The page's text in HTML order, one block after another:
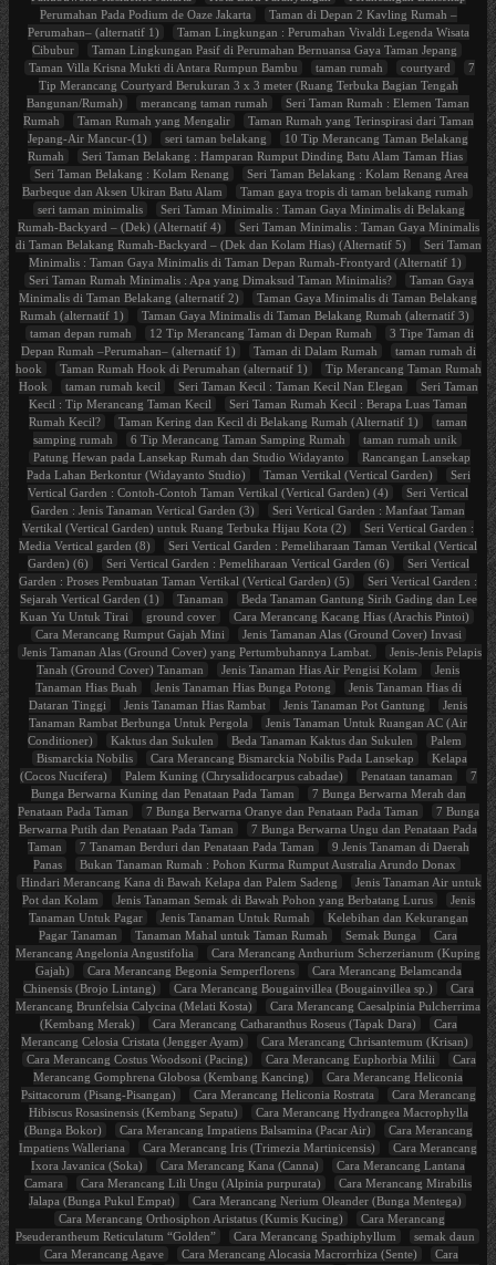
Perumahan Pada Podium de Oaze Jakarta
Taman di Depan 2 Kavling Rumah –
Perumahan– (alternatif 1)
Taman Lingkungan : Perumahan Vivaldi Legenda Wisata
Cibubur
Taman Lingkungan Pasif di Perumahan Bernuansa Gaya Taman Jepang
Taman Villa Krisna Mukti di Antara Rumpun Bambu
taman rumah courtyard
7
Tip Merancang Courtyard Berukuran 3 x 3 meter (Ruang Terbuka Bagian Tengah
Bangunan/Rumah)
merancang taman rumah
Seri Taman Rumah : Elemen Taman
Rumah
Taman Rumah yang Mengalir
Taman Rumah yang Terinspirasi dari Taman
Jepang-Air Mancur-(1)
seri taman belakang
10 Tip Merancang Taman Belakang
Rumah
Seri Taman Belakang : Hamparan Rumput Dinding Batu Alam Taman Hias
Seri Taman Belakang : Kolam Renang
Seri Taman Belakang : Kolam Renang Area
Barbeque dan Aksen Ukiran Batu Alam
Taman gaya tropis di taman belakang rumah
seri taman minimalis
Seri Taman Minimalis : Taman Gaya Minimalis di Belakang
Rumah-Backyard – (Dek) (Alternatif 4)
Seri Taman Minimalis : Taman Gaya Minimalis
di Taman Belakang Rumah-Backyard – (Dek dan Kolam Hias) (Alternatif 5)
Seri Taman
Minimalis : Taman Gaya Minimalis di Taman Depan Rumah-Frontyard (Alternatif 1)
Seri Taman Rumah Minimalis : Apa yang Dimaksud Taman Minimalis?
Taman Gaya
Minimalis di Taman Belakang (alternatif 2)
Taman Gaya Minimalis di Taman Belakang
Rumah (alternatif 1)
Taman Gaya Minimalis di Taman Belakang Rumah (alternatif 3)
taman depan rumah
12 Tip Merancang Taman di Depan Rumah
3 Tipe Taman di
Depan Rumah –Perumahan– (alternatif 1)
Taman di Dalam Rumah
taman rumah di
hook
Taman Rumah Hook di Perumahan (alternatif 1)
Tip Merancang Taman Rumah
Hook
taman rumah kecil Seri Taman Kecil : Taman Kecil Nan Elegan
Seri Taman
Kecil : Tip Merancang Taman Kecil
Seri Taman Rumah Kecil : Berapa Luas Taman
Rumah Kecil?
Taman Kering dan Kecil di Belakang Rumah (Alternatif 1)
taman
samping rumah
6 Tip Merancang Taman Samping Rumah
taman rumah unik
Patung Hewan pada Lansekap Rumah dan Studio Widayanto
Rancangan Lansekap
Pada Lahan Berkontur (Widayanto Studio)
Taman Vertikal (Vertical Garden)
Seri
Vertical Garden : Contoh-Contoh Taman Vertikal (Vertical Garden) (4)
Seri Vertical
Garden : Jenis Tanaman Vertical Garden (3)
Seri Vertical Garden : Manfaat Taman
Vertikal (Vertical Garden) untuk Ruang Terbuka Hijau Kota (2)
Seri Vertical Garden :
Media Vertical garden (8)
Seri Vertical Garden : Pemeliharaan Taman Vertikal (Vertical
Garden) (6)
Seri Vertical Garden : Pemeliharaan Vertical Garden (6)
Seri Vertical
Garden : Proses Pembuatan Taman Vertikal (Vertical Garden) (5)
Seri Vertical Garden :
Sejarah Vertical Garden (1)
Tanaman
Beda Tanaman Gantung Sirih Gading dan Lee
Kuan Yu Untuk Tirai
ground cover
Cara Merancang Kacang Hias (Arachis Pintoi)
Cara Merancang Rumput Gajah Mini
Jenis Tamanan Alas (Ground Cover) Invasi
Jenis Tamanan Alas (Ground Cover) yang Pertumbuhannya Lambat.
Jenis-Jenis Pelapis
Tanah (Ground Cover) Tanaman
Jenis Tanaman Hias Air Pengisi Kolam
Jenis
Tanaman Hias Buah
Jenis Tanaman Hias Bunga Potong
Jenis Tanaman Hias di
Dataran Tinggi
Jenis Tanaman Hias Rambat Jenis Tanaman Pot Gantung
Jenis
Tanaman Rambat Berbunga Untuk Pergola
Jenis Tanaman Untuk Ruangan AC (Air
Conditioner)
Kaktus dan Sukulen Beda Tanaman Kaktus dan Sukulen
Palem
Bismarckia Nobilis
Cara Merancang Bismarckia Nobilis Pada Lansekap
Kelapa
(Cocos Nucifera)
Palem Kuning (Chrysalidocarpus cabadae) Penataan tanaman
7
Bunga Berwarna Kuning dan Penataan Pada Taman
7 Bunga Berwarna Merah dan
Penataan Pada Taman
7 Bunga Berwarna Oranye dan Penataan Pada Taman
7 Bunga
Berwarna Putih dan Penataan Pada Taman
7 Bunga Berwarna Ungu dan Penataan Pada
Taman
7 Tanaman Berduri dan Penataan Pada Taman
9 Jenis Tanaman di Daerah
Panas
Bukan Tanaman Rumah : Pohon Kurma Rumput Australia Arundo Donax
Hindari Merancang Kana di Bawah Kelapa dan Palem Sadeng
Jenis Tanaman Air untuk
Pot dan Kolam
Jenis Tanaman Semak di Bawah Pohon yang Berbatang Lurus
Jenis
Tanaman Untuk Pagar
Jenis Tanaman Untuk Rumah
Kelebihan dan Kekurangan
Pagar Tanaman
Tanaman Mahal untuk Taman Rumah Semak Bunga
Cara
Merancang Angelonia Angustifolia
Cara Merancang Anthurium Scherzerianum (Kuping
Gajah)
Cara Merancang Begonia Semperflorens
Cara Merancang Belamcanda
Chinensis (Brojo Lintang)
Cara Merancang Bougainvillea (Bougainvillea sp.)
Cara
Merancang Brunfelsia Calycina (Melati Kosta)
Cara Merancang Caesalpinia Pulcherrima
(Kembang Merak)
Cara Merancang Catharanthus Roseus (Tapak Dara)
Cara
Merancang Celosia Cristata (Jengger Ayam)
Cara Merancang Chrisantemum (Krisan)
Cara Merancang Costus Woodsoni (Pacing)
Cara Merancang Euphorbia Milii
Cara
Merancang Gomphrena Globosa (Kembang Kancing)
Cara Merancang Heliconia
Psittacorum (Pisang-Pisangan)
Cara Merancang Heliconia Rostrata
Cara Merancang
Hibiscus Rosasinensis (Kembang Sepatu)
Cara Merancang Hydrangea Macrophylla
(Bunga Bokor)
Cara Merancang Impatiens Balsamina (Pacar Air)
Cara Merancang
Impatiens Walleriana
Cara Merancang Iris (Trimezia Martinicensis)
Cara Merancang
Ixora Javanica (Soka)
Cara Merancang Kana (Canna)
Cara Merancang Lantana
Camara
Cara Merancang Lili Ungu (Alpinia purpurata)
Cara Merancang Mirabilis
Jalapa (Bunga Pukul Empat)
Cara Merancang Nerium Oleander (Bunga Mentega)
Cara Merancang Orthosiphon Aristatus (Kumis Kucing)
Cara Merancang
Pseuderantheum Reticulatum “Golden”
Cara Merancang Spathiphyllum
semak daun
Cara Merancang Agave
Cara Merancang Alocasia Macrorrhiza (Sente) Cara